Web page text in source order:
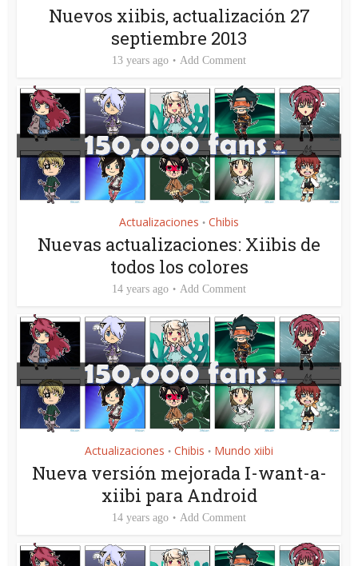
Nuevos xiibis, actualización 27
septiembre 2013
13 years ago Add Comment
Actualizaciones • Chibis
Nuevas actualizaciones: Xiibis de
todos los colores
14 years ago Add Comment
Actualizaciones • Chibis • Mundo xiibi
Nueva versión mejorada I-want-a-
xiibi para Android
14 years ago Add Comment